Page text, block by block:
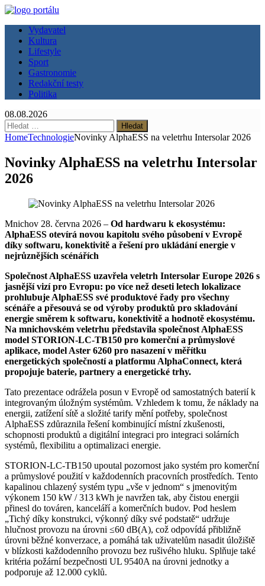
Vydavatel
Kultura
Lifestyle
Sport
Gastronomie
Redakční testy
Politika
08.08.2026
Vyhledávání
HomeTechnologieNovinky AlphaESS na veletrhu Intersolar 2026
Novinky AlphaESS na veletrhu Intersolar
2026
Mnichov 28. června 2026 – Od hardwaru k ekosystému:
AlphaESS otevírá novou kapitolu svého působení v Evropě
díky softwaru, konektivitě a řešení pro ukládání energie v
nejrůznějších scénářích
Společnost AlphaESS uzavřela veletrh Intersolar Europe 2026 s
jasnější vizí pro Evropu: po více než deseti letech lokalizace
prohlubuje AlphaESS své produktové řady pro všechny
scénáře a přesouvá se od výroby produktů pro skladování
energie směrem k softwaru, konektivitě a hodnotě ekosystému.
Na mnichovském veletrhu představila společnost AlphaESS
model STORION-LC-TB150 pro komerční a průmyslové
aplikace, model Aster 6260 pro nasazení v měřítku
energetických společností a platformu AlphaConnect, která
propojuje baterie, partnery a energetické trhy.
Tato prezentace odrážela posun v Evropě od samostatných baterií k
integrovaným úložným systémům. Vzhledem k tomu, že náklady na
energii, zatížení sítě a složité tarify mění potřeby, společnost
AlphaESS zdůraznila řešení kombinující místní zkušenosti,
schopnosti produktů a digitální integraci pro integraci solárních
systémů, flexibilitu a optimalizaci energie.
STORION-LC-TB150 upoutal pozornost jako systém pro komerční
a průmyslové použití v každodenních pracovních prostředích. Tento
kapalinou chlazený systém typu „vše v jednom“ s jmenovitým
výkonem 150 kW / 313 kWh je navržen tak, aby čistou energii
přinesl do továren, kanceláří a komerčních budov. Pod heslem
„Tichý díky konstrukci, výkonný díky své podstatě“ udržuje
hlučnost provozu na úrovni ≤60 dB(A), což odpovídá přibližně
úrovni běžné konverzace, a pomáhá tak uživatelům nasadit úložiště
v blízkosti každodenního provozu bez rušivého hluku. Splňuje také
kritéria požární bezpečnosti UL 9540A na úrovni jednotky a
podporuje až 12.000 cyklů.